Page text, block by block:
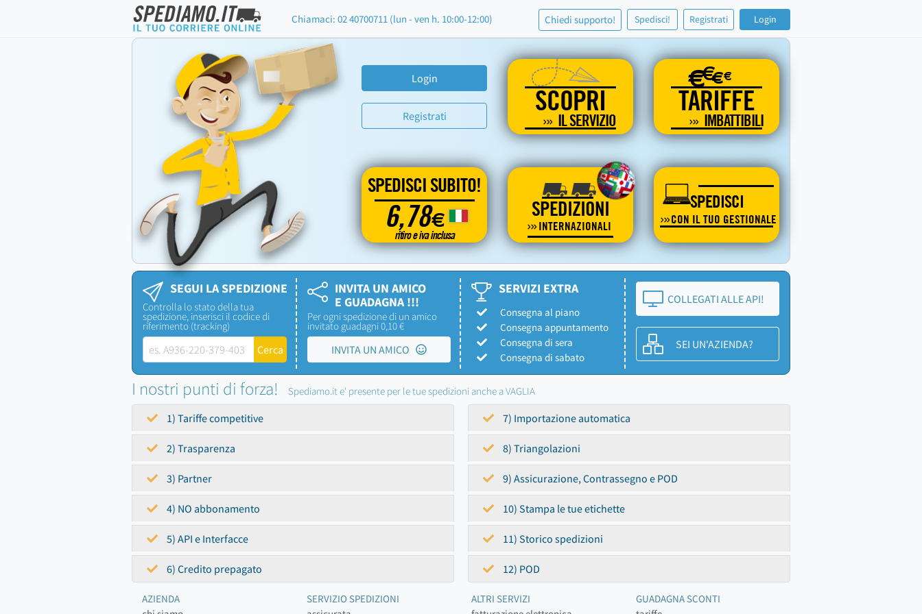
Chiamaci: 02 40700711 (lun - ven h. 10:00-12:00) Chiedi supporto! Spedisci! Registrati Login
Login
Registrati SCOPRI
IL SERVIZIO
€€€€
TARIFFE
IMBATTIBILI
SPEDISCI SUBITO!
6,78€
ritiro e iva inclusa
SPEDIZIONI
INTERNAZIONALI
SPEDISCI
CON IL TUO GESTIONALE
SEGUI LA SPEDIZIONE
Controlla lo stato della tua
spedizione, inserisci il codice di
riferimento (tracking)
INVITA UN AMICO
E GUADAGNA !!!
Per ogni spedizione di un amico
invitato guadagni 0,10 €
INVITA UN AMICO
SERVIZI EXTRA
Consegna al piano
Consegna appuntamento
Consegna di sera
Consegna di sabato
COLLEGATI ALLE API!
SEI UN'AZIENDA?
I nostri punti di forza! Spediamo.it e' presente per le tue spedizioni anche a VAGLIA
1) Tariffe competitive
2) Trasparenza
3) Partner
4) NO abbonamento
5) API e Interfacce
6) Credito prepagato
7) Importazione automatica
8) Triangolazioni
9) Assicurazione, Contrassegno e POD
10) Stampa le tue etichette
11) Storico spedizioni
12) POD
AZIENDA
SERVIZIO SPEDIZIONI
ALTRI SERVIZI
GUADAGNA SCONTI